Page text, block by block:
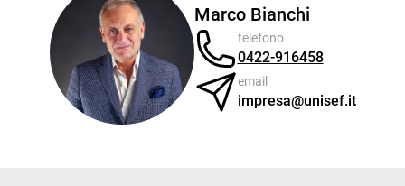
Marco Bianchi
telefono
0422-916458
email
impresa@unisef.it